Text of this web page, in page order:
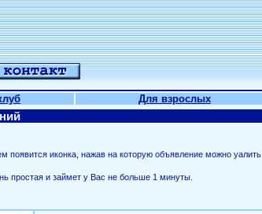
Для взрослых
иконка, нажав на которую объявление можно уалить.
простая и займет у Вас не больше 1 минуты.